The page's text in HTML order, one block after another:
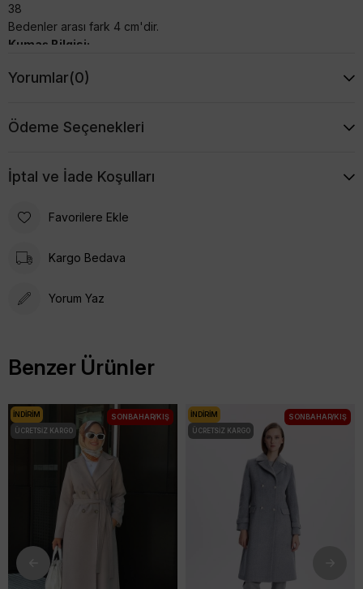
38
Bedenler arası fark 4 cm'dir.
Kumaş Bilgisi:
Modelin Ölçüleri:
Yorumlar(0)
Ödeme Seçenekleri
İptal ve İade Koşulları
Favorilere Ekle
Kargo Bedava
Yorum Yaz
Benzer Ürünler
İNDIRIM
ÜCRETSIZ KARGO
SONBAHAR/KIŞ İNDIRIM
ÜCRETSIZ KARGO
SONBAHAR/KIŞ